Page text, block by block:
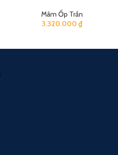
Mâm Ốp Trần
3.320.000 ₫